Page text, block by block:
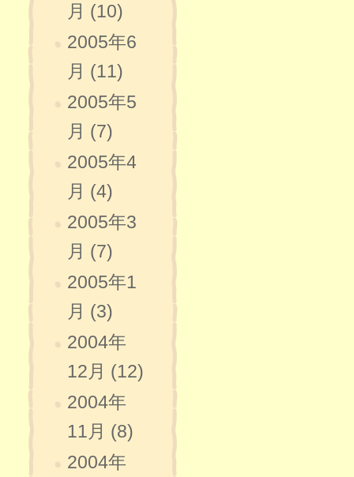
月 (10)
2005年6
月 (11)
2005年5
月 (7)
2005年4
月 (4)
2005年3
月 (7)
2005年1
月 (3)
2004年
12月 (12)
2004年
11月 (8)
2004年